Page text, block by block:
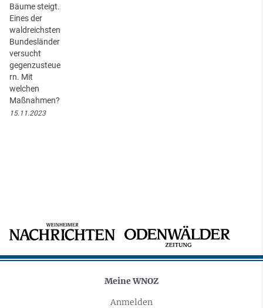
Bäume steigt.
Eines der
waldreichsten
Bundesländer
versucht
gegenzusteue
rn. Mit
welchen
Maßnahmen?
15.11.2023
Meine WNOZ
Anmelden